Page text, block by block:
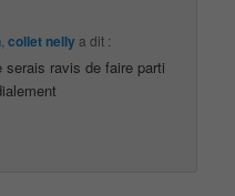
,collet nellya dit :
serais ravis de faire parti